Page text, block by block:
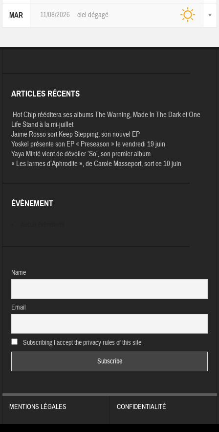
MAR 11/08/2026 ciel dégagé
ARTICLES RÉCENTS
Hot Chip rééditera ses albums The Warning, Made In The Dark et One
Life Stand à la mi-juillet
Jaime Rosso sort Keep Stepping, son nouvel EP
Yoskel présente son EP « Preseason » le vendredi 19 juin
Yaya Minté vient de dévoiler ‘So’, son premier album
« Les larmes d’Aphrodite », de Carole Masseport, sort ce 10 juin
ÉVÈNEMENT
Name
Email
Subscribing I accept the privacy rules of this site
MENTIONS LÉGALES CONFIDENTIALITÉ